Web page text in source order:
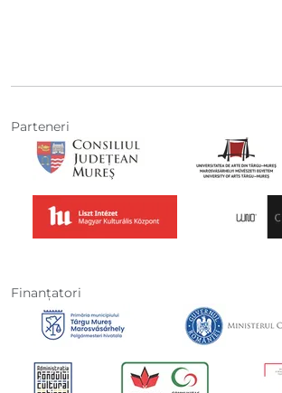
Parteneri
Finanţatori